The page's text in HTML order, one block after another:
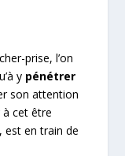
prise, l’on
y pénétrer
son attention
à cet être
est en train de